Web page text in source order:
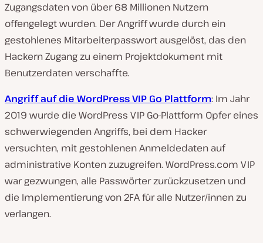
Zugangsdaten von über 68 Millionen Nutzern
offengelegt wurden. Der Angriff wurde durch ein
gestohlenes Mitarbeiterpasswort ausgelöst, das den
Hackern Zugang zu einem Projektdokument mit
Benutzerdaten verschaffte.
Angriff auf die WordPress VIP Go Plattform: Im Jahr
2019 wurde die WordPress VIP Go-Plattform Opfer eines
schwerwiegenden Angriffs, bei dem Hacker
versuchten, mit gestohlenen Anmeldedaten auf
administrative Konten zuzugreifen. WordPress.com VIP
war gezwungen, alle Passwörter zurückzusetzen und
die Implementierung von 2FA für alle Nutzer/innen zu
verlangen.